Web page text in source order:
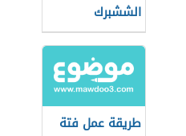
الششبرك
طريقة عمل فتة